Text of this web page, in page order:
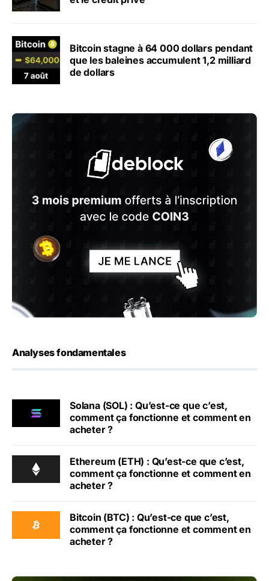
Bitcoin stagne à 64 000 dollars pendant
que les baleines accumulent 1,2 milliard
de dollars
Analyses fondamentales
Solana (SOL) : Qu’est-ce que c’est,
comment ça fonctionne et comment en
acheter ?
Ethereum (ETH) : Qu’est-ce que c’est,
comment ça fonctionne et comment en
acheter ?
Bitcoin (BTC) : Qu’est-ce que c’est,
comment ça fonctionne et comment en
acheter ?